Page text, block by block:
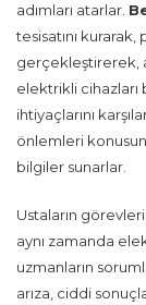
adımları atarlar.
tesisatını kurarak,
gerçekleştirerek,
elektrikli
ihtiyaçlarını
önlemleri
bilgiler sunarlar.
Ustaların
aynı zamanda
uzmanların
arıza, ciddi